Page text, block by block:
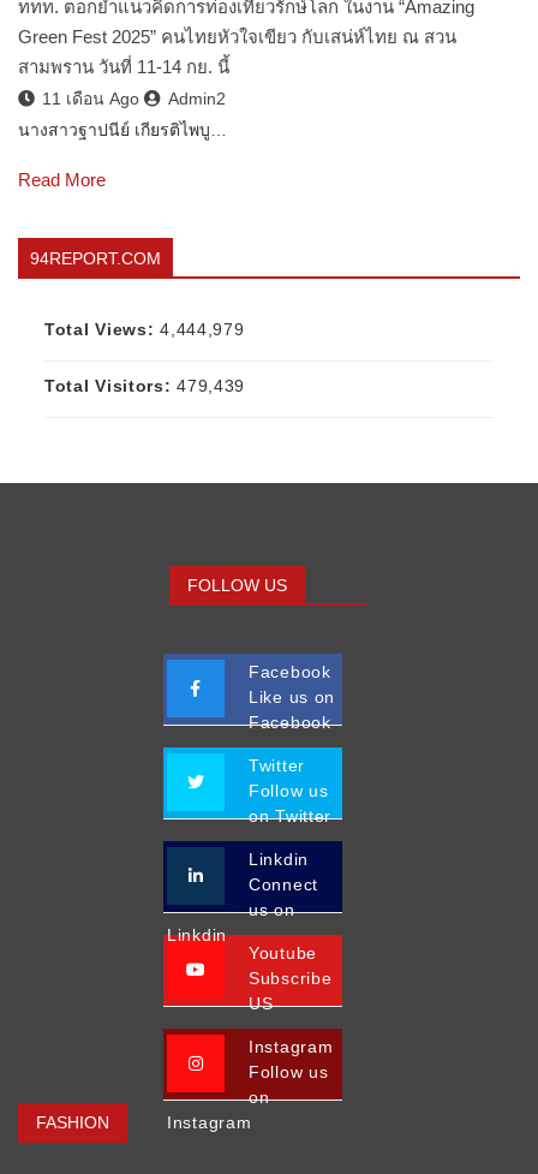
ททท. ตอกย้ำแนวคิดการท่องเที่ยวรักษ์โลก ในงาน “Amazing
Green Fest 2025” คนไทยหัวใจเขียว กับเสน่ห์ไทย ณ สวน
สามพราน วันที่ 11-14 กย. นี้
11 เดือน Ago
Admin2
นางสาวฐาปนีย์ เกียรติไพบู…
Read More
94REPORT.COM
Total Views:4,444,979
Total Visitors:479,439
FASHION
FOLLOW US
Facebook
Like us on
Facebook
Twitter
Follow us
on Twitter
Linkdin
Connect
us on
Linkdin
Youtube
Subscribe
US
Instagram
Follow us
on
Instagram